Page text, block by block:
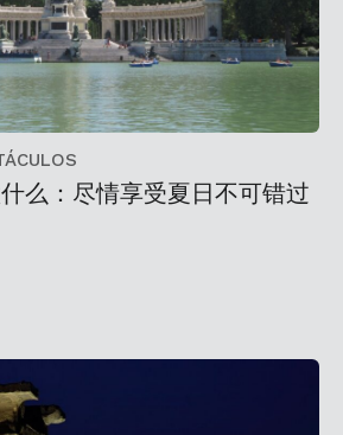
么：尽情享受夏日不可错过